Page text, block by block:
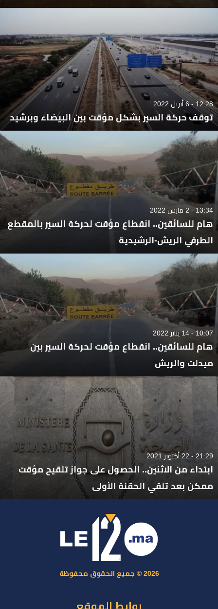
12:28 - 6 أبريل 2022
توقف حركة السير بشكل مؤقت بين البيضاء وبرشيد
13:34 - 2 مارس 2022
هام للسائقين.. انقطاع مؤقت لحركة السير بالمقطع
الطرقي الريش-الرشيدية
10:07 - 14 يناير 2022
هام للسائقين.. انقطاع مؤقت لحركة السير بين
ميدلت والريش
21:29 - 22 أكتوبر 2021
ابتداء من الاثنين.. الحصول على جواز تلقيح مؤقت
ممكن بعد تلقي الحقنة الأولى
2026 © جميع الحقوق محفوظة
روابط الموقع